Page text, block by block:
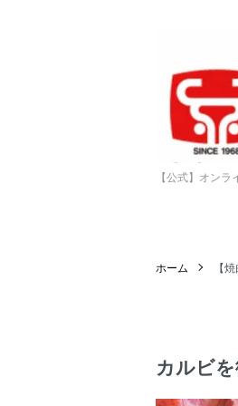
【公式】オンラ
ホーム 【
カルビを